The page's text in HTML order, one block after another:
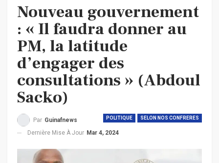
Nouveau gouvernement
: « Il faudra donner au
PM, la latitude
d’engager des
consultations » (Abdoul
Sacko)
POLITIQUE SELON NOS CONFRERES
Par Guinafnews
Dernière Mise À Jour Mar 4, 2024